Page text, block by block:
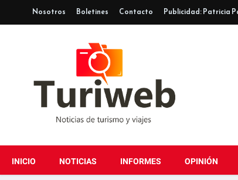
Nosotros Boletines Contacto Publicidad: Patricia
INICIO NOTICIAS INFORMES OPINIÓN